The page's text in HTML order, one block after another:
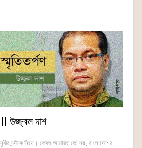
|| উজ্জ্বল দাশ
সুবীর নন্দীকে নিয়ে। কেবল আমারই তো নয়, বাংলাদেশের